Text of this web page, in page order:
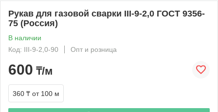
Рукав для газовой сварки III-9-2,0 ГОСТ 9356-
75 (Россия)
В наличии
Код: III-9-2,0-90
Опт и розница
600 ₸/м
360 ₸ от 100 м